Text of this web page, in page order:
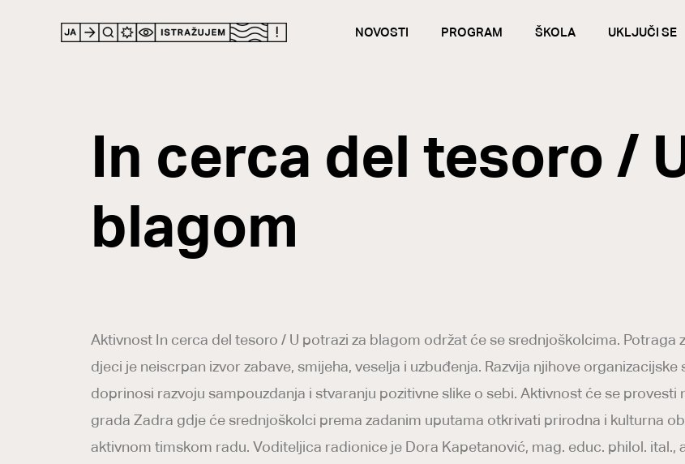
NOVOSTI PROGRAM ŠKOLA UKLJUČI SE
In cerca del tesoro /
blagom
Aktivnost In cerca del tesoro / U potrazi za blagom održat će se srednjoškolcima. Potraga
djeci je neiscrpan izvor zabave, smijeha, veselja i uzbuđenja. Razvija njihove
doprinosi razvoju sampouzdanja i stvaranju pozitivne slike o sebi. Aktivnost će se provesti
grada Zadra gdje će srednjoškolci prema zadanim uputama otkrivati prirodna i kulturna
aktivnom timskom radu. Voditeljica radionice je Dora Kapetanović, mag. educ. philol. ital.,